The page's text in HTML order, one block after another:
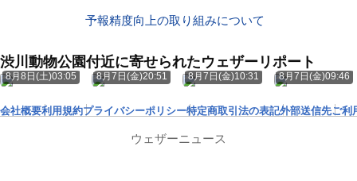
予報精度向上の取り組みについて
渋川動物公園付近に寄せられたウェザーリポート
8月8日(土)03:05 8月7日(金)20:51 8月7日(金)10:31 8月7日(金)09:46
会社概要利用規約プライバシーポリシー特定商取引法の表記外部送信先ご利
ウェザーニュース